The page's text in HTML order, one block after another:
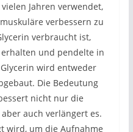
Jahren verwendet,
verbessern zu
verbraucht ist,
und pendelte in
wird entweder
Die Bedeutung
nicht nur die
auch verlängert es.
wird, um die Aufnahme